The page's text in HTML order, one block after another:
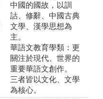
中國的國故，以訓
詁、修辭、中國古典
文學、漢學思想為
主。
華語文教育學類：更
關注於現代、世界的
重要華語文創作。
三者皆以文化、文學
為核心。